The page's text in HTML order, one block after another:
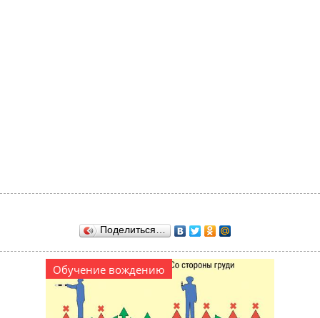
Поделиться…
Обучение вождению